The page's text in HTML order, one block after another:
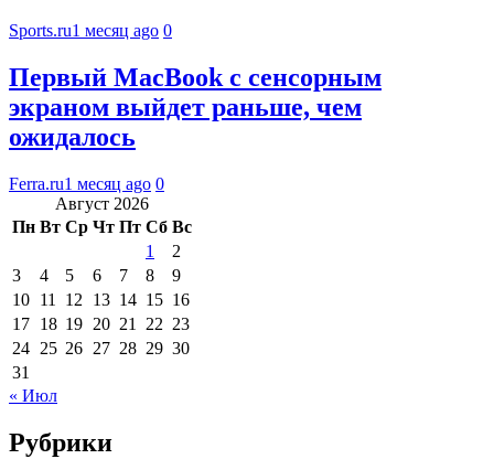
Sports.ru1 месяц ago 0
Первый MacBook с сенсорным
экраном выйдет раньше, чем
ожидалось
Ferra.ru1 месяц ago 0
Август 2026
Пн Вт Ср Чт Пт Сб Вс
1
2
3
4 5 6 7 8
9
10 11 12 13 14 15 16
17 18 19 20 21 22 23
24 25 26 27 28 29 30
31
« Июл
Рубрики